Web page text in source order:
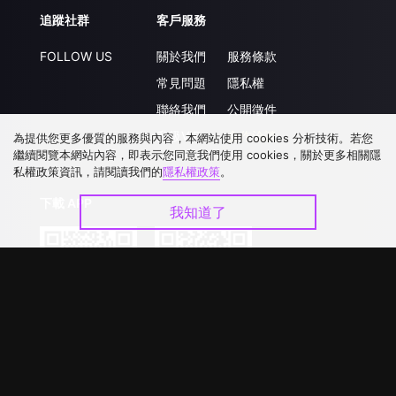
追蹤社群
FOLLOW US
客戶服務
關於我們
常見問題
聯絡我們
升級VIP
服務條款
隱私權
公開徵件
合作洽談
為提供您更多優質的服務與內容，本網站使用 cookies 分析技術。若您
繼續閱覽本網站內容，即表示您同意我們使用 cookies，關於更多相關隱
私權政策資訊，請閱讀我們的隱私權政策。
我知道了